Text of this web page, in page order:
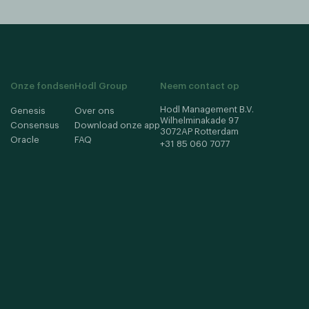
Onze fondsen
Genesis
Consensus
Oracle
Hodl Group
Over ons
Download onze app
FAQ
Neem contact op
Hodl Management B.V.
Wilhelminakade 97
3072AP Rotterdam
+31 85 060 7077